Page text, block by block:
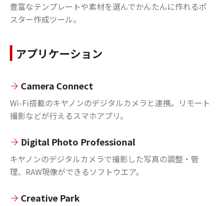
豊富なテンプレートや素材を選んでかんたんに作れるポ
スター作成ツール。
アプリケーション
Camera Connect
Wi-Fi搭載のキヤノンのデジタルカメラと連携。リモート
撮影などが行えるスマホアプリ。
Digital Photo Professional
キヤノンのデジタルカメラで撮影した写真の調整・管
理、RAW現像ができるソフトウエア。
Creative Park